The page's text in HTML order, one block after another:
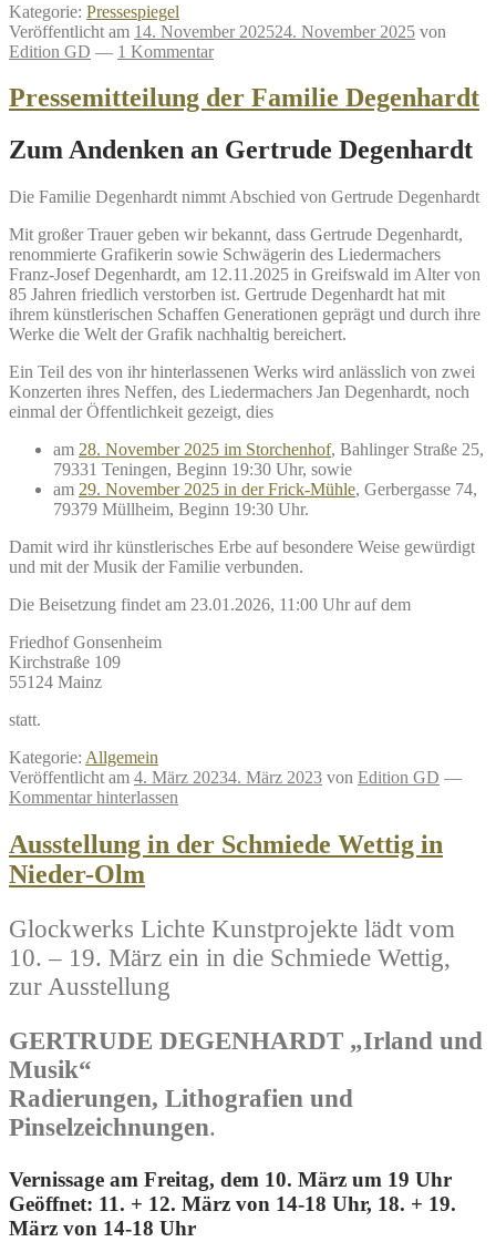
Kategorie: Pressespiegel
Veröffentlicht am 14. November 202524. November 2025 von
Edition GD — 1 Kommentar
Pressemitteilung der Familie Degenhardt
Zum Andenken an Gertrude Degenhardt
Die Familie Degenhardt nimmt Abschied von Gertrude Degenhardt
Mit großer Trauer geben wir bekannt, dass Gertrude Degenhardt,
renommierte Grafikerin sowie Schwägerin des Liedermachers
Franz-Josef Degenhardt, am 12.11.2025 in Greifswald im Alter von
85 Jahren friedlich verstorben ist. Gertrude Degenhardt hat mit
ihrem künstlerischen Schaffen Generationen geprägt und durch ihre
Werke die Welt der Grafik nachhaltig bereichert.
Ein Teil des von ihr hinterlassenen Werks wird anlässlich von zwei
Konzerten ihres Neffen, des Liedermachers Jan Degenhardt, noch
einmal der Öffentlichkeit gezeigt, dies
am 28. November 2025 im Storchenhof, Bahlinger Straße 25,
79331 Teningen, Beginn 19:30 Uhr, sowie
am 29. November 2025 in der Frick-Mühle, Gerbergasse 74,
79379 Müllheim, Beginn 19:30 Uhr.
Damit wird ihr künstlerisches Erbe auf besondere Weise gewürdigt
und mit der Musik der Familie verbunden.
Die Beisetzung findet am 23.01.2026, 11:00 Uhr auf dem
Friedhof Gonsenheim
Kirchstraße 109
55124 Mainz
statt.
Kategorie: Allgemein
Veröffentlicht am 4. März 20234. März 2023 von Edition GD —
Kommentar hinterlassen
Ausstellung in der Schmiede Wettig in
Nieder-Olm
Glockwerks Lichte Kunstprojekte lädt vom
10. – 19. März ein in die Schmiede Wettig,
zur Ausstellung
GERTRUDE DEGENHARDT „Irland und
Musik“
Radierungen, Lithografien und
Pinselzeichnungen.
Vernissage am Freitag, dem 10. März um 19 Uhr
Geöffnet: 11. + 12. März von 14-18 Uhr, 18. + 19.
März von 14-18 Uhr